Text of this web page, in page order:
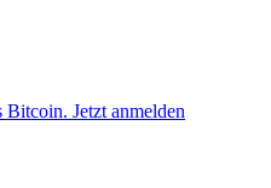
Bitcoin. Jetzt anmelden